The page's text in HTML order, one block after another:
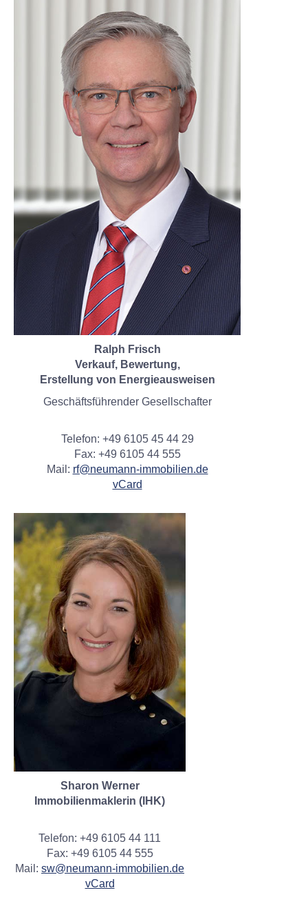
Ralph Frisch
Verkauf, Bewertung,
Erstellung von Energieausweisen
Geschäftsführender Gesellschafter
Telefon: +49 6105 45 44 29
Fax: +49 6105 44 555
Mail: rf@neumann-immobilien.de
vCard
Sharon Werner
Immobilienmaklerin (IHK)
Telefon: +49 6105 44 111
Fax: +49 6105 44 555
Mail: sw@neumann-immobilien.de
vCard